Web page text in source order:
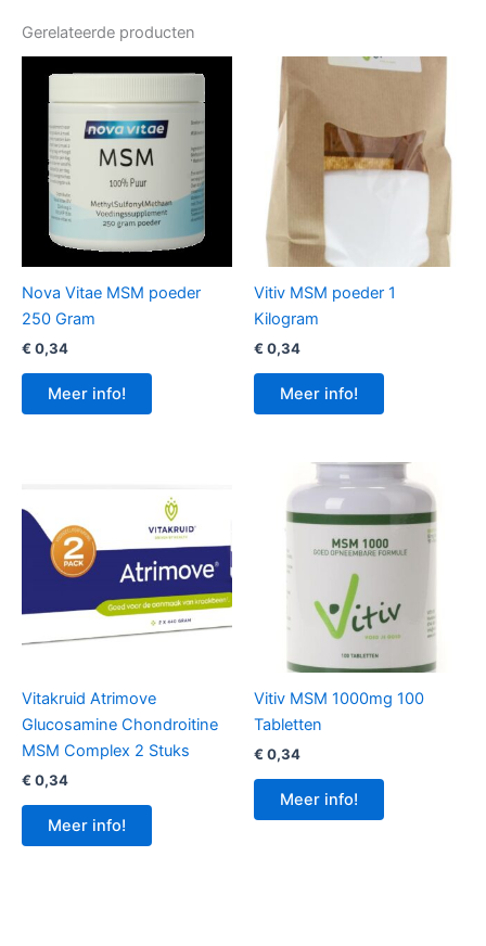
Gerelateerde producten
Nova Vitae MSM poeder
250 Gram
€ 0,34
Meer info!
Vitiv MSM poeder 1
Kilogram
€ 0,34
Meer info!
Vitakruid Atrimove
Glucosamine Chondroitine
MSM Complex 2 Stuks
€ 0,34
Meer info!
Vitiv MSM 1000mg 100
Tabletten
€ 0,34
Meer info!